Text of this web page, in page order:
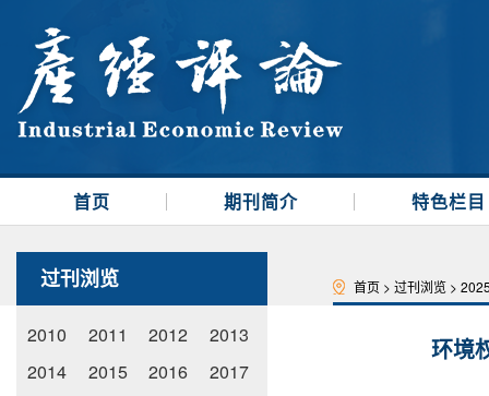
首页 期刊简介 特色栏目
过刊浏览
2010 2011 2012
2013
2014
2015 2016
2017
首页 > 过刊浏览 >
环境